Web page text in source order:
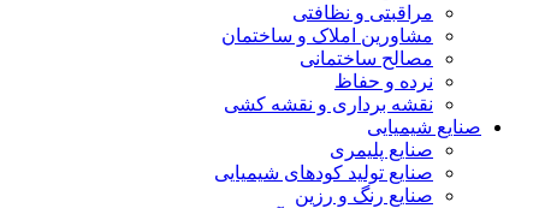
مراقبتی و نظافتی
مشاورین املاک و ساختمان
مصالح ساختمانی
نرده و حفاظ
نقشه برداری و نقشه کشی
صنایع شیمیایی
صنایع پلیمری
صنایع تولید کودهای شیمیایی
صنایع رنگ و رزین